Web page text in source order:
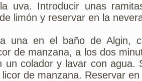
uva. Introducir unas
limón y reservar en la
una en el baño de Algin,
de manzana, a los dos
un colador y lavar con agua.
de manzana. Reservar